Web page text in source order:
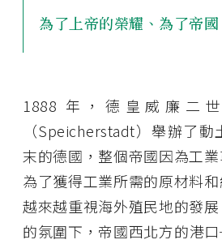
為了上帝的榮耀、為了帝國
1888 年，德皇威廉二
（Speicherstadt）舉辦了
末的德國，整個帝國因為工業
為了獲得工業所需的原材料
越來越重視海外殖民地的發
的氛圍下，帝國西北方的港